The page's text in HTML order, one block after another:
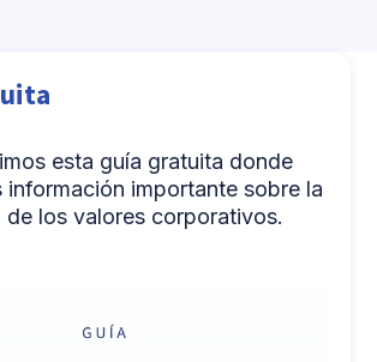
esta guía gratuita donde
información importante sobre la
de los valores corporativos.